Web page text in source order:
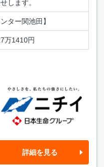
します。
ター関池田】
万1410円
詳細を見る